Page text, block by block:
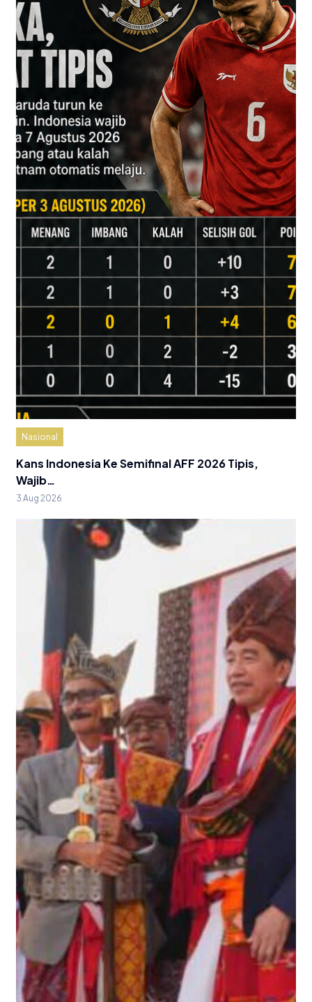
Nasional
Kans Indonesia Ke Semifinal AFF 2026 Tipis,
Wajib…
3 Aug 2026